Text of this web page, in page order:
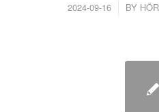
2024-09-16
/ BY